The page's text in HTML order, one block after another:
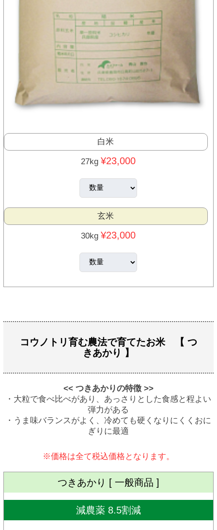
白米
27kg¥23,000
玄米
30kg¥23,000
コウノトリ育む農法で育てたお米 【 つ
きあかり 】
<< つきあかりの特徴 >>
・大粒で食べ比べがあり、あっさりとした食感と程よい
弾力がある
・うま味バランスがよく、冷めても硬くなりにくくおに
ぎりに最適
※価格は全て税込価格となります。
つきあかり [ 一般商品 ]
減農薬 8.5割減